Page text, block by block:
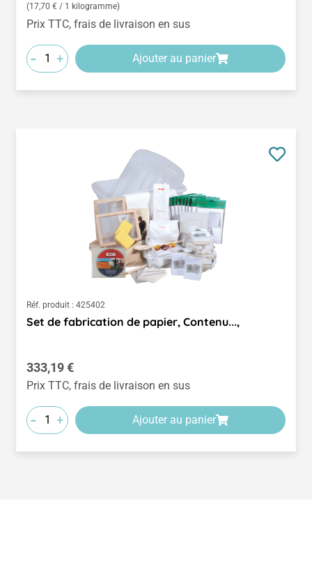
(17,70 € / 1 kilogramme)
Prix TTC, frais de livraison en sus
- + Ajouter au panier
Réf. produit : 425402
Set de fabrication de papier, Contenu...,
Prix régulier :
333,19 €
Prix TTC, frais de livraison en sus
- + Ajouter au panier